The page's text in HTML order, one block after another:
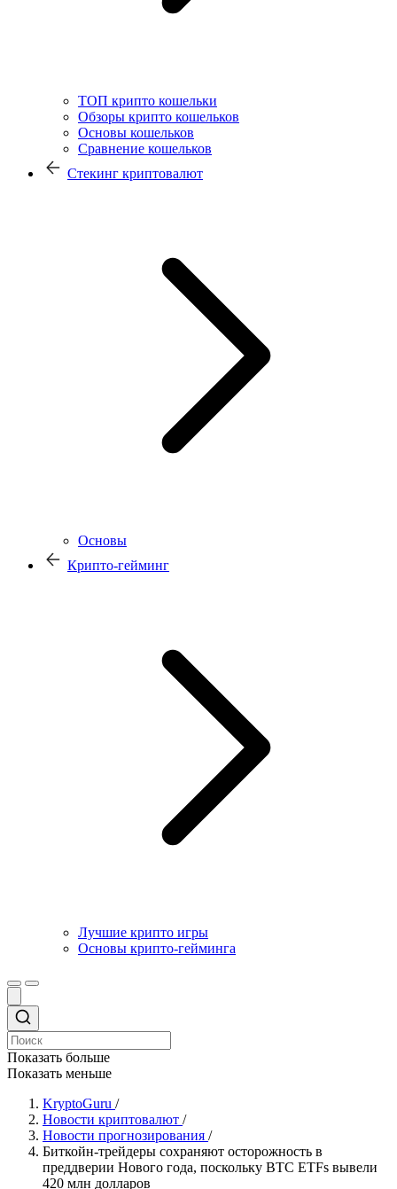
ТОП крипто кошельки
Обзоры крипто кошельков
Основы кошельков
Сравнение кошельков
Стекинг криптовалют
Основы
Крипто-гейминг
Лучшие крипто игры
Основы крипто-гейминга
Показать больше
Показать меньше
KryptoGuru /
Новости криптовалют /
Новости прогнозирования /
Биткойн-трейдеры сохраняют осторожность в
преддверии Нового года, поскольку BTC ETFs вывели
420 млн долларов